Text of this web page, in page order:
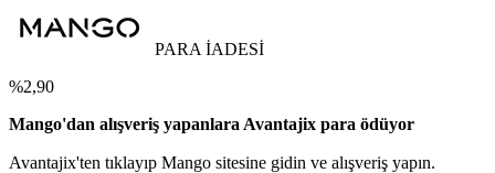
PARA İADESİ
%2,90
Mango'dan alışveriş yapanlara Avantajix para ödüyor
Avantajix'ten tıklayıp Mango sitesine gidin ve alışveriş yapın.